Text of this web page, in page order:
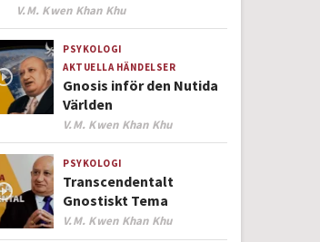
Author
V.M. Kwen Khan Khu
PSYKOLOGI
AKTUELLA HÄNDELSER
Gnosis inför den Nutida
Världen
Author
V.M. Kwen Khan Khu
PSYKOLOGI
Transcendentalt
Gnostiskt Tema
Author
V.M. Kwen Khan Khu